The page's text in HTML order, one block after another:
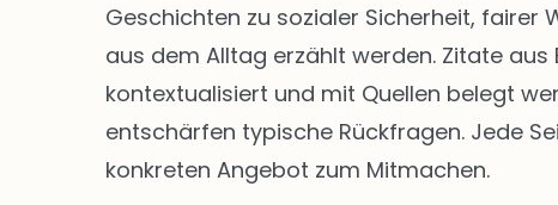
Geschichten zu sozialer Sicherheit, fairer
aus dem Alltag erzählt werden. Zitate
kontextualisiert und mit Quellen belegt
entschärfen typische Rückfragen. Jede
konkreten Angebot zum Mitmachen.